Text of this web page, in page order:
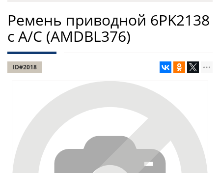
Ремень приводной 6PK2138
c A/C (AMDBL376)
ID#2018